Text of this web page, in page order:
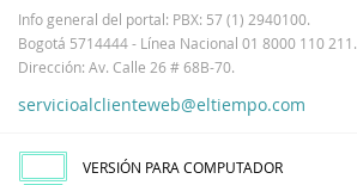
Info general del portal: PBX: 57 (1) 2940100.
Bogotá 5714444 - Línea Nacional 01 8000 110 211.
Dirección: Av. Calle 26 # 68B-70.
servicioalclienteweb@eltiempo.com
VERSIÓN PARA COMPUTADOR